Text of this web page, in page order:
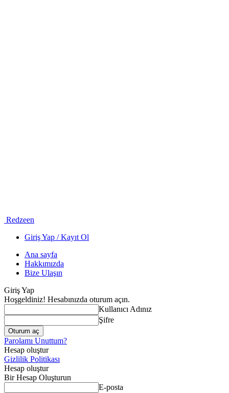
Redzeen
Giriş Yap / Kayıt Ol
Ana sayfa
Hakkımızda
Bize Ulaşın
Giriş Yap
Hoşgeldiniz! Hesabınızda oturum açın.
Kullanıcı Adınız
Şifre
Parolamı Unuttum?
Hesap oluştur
Gizlilik Politikası
Hesap oluştur
Bir Hesap Oluşturun
E-posta